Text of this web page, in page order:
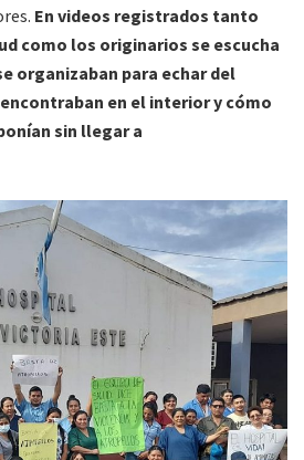
En videos registrados tanto
como los originarios se escucha
organizaban para echar del
en el interior y cómo
sin llegar a